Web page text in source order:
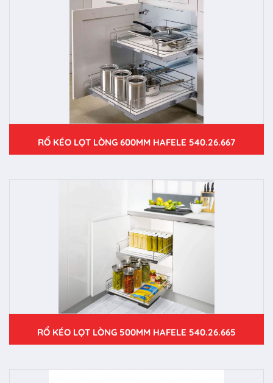
RỔ KÉO LỌT LÒNG 600MM HAFELE 540.26.667
RỔ KÉO LỌT LÒNG 500MM HAFELE 540.26.665